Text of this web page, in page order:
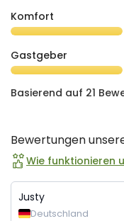
Komfort
Gastgeber
Basierend auf 21
Bewertungen
Wie funktionieren
Justy
Deutschland